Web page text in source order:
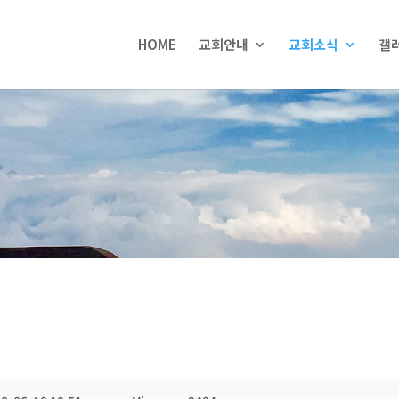
HOME 교회안내 교회소식 갤